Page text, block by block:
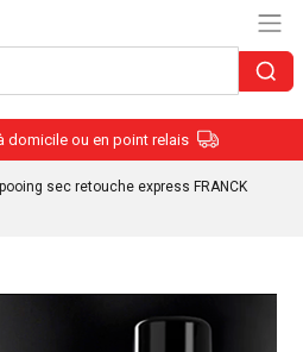
domicile ou en point relais
sec retouche express FRANCK